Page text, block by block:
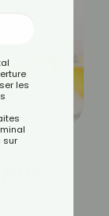
les
sur